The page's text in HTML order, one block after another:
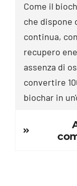
Come il
che dispone
continua,
recupero
assenza di
convertire
biochar in